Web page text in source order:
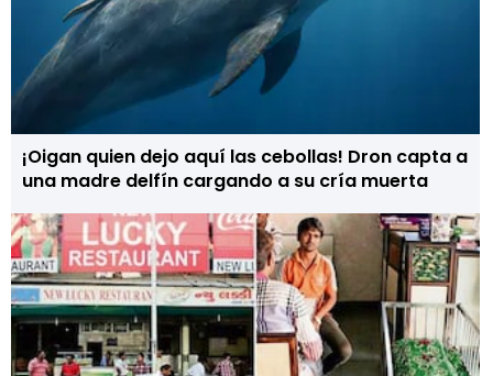
¡Oigan quien dejo aquí las cebollas! Dron capta a
una madre delfín cargando a su cría muerta